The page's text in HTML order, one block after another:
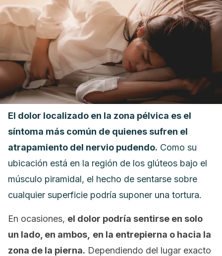
El dolor localizado en la zona pélvica es el
síntoma más común de quienes sufren el
atrapamiento del nervio pudendo. Como su
ubicación está en la región de los glúteos bajo el
músculo piramidal, el hecho de sentarse sobre
cualquier superficie podría suponer una tortura.
En ocasiones, el dolor podría sentirse en solo
un lado, en ambos, en la entrepierna o hacia la
zona de la pierna. Dependiendo del lugar exacto